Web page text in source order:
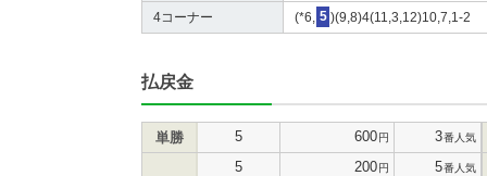
4コーナー (*6, 5 )(9,8)4(11,3,12)10,7,1-2
払戻金
単勝 5 600円 3番人気
5 200円 5番人気